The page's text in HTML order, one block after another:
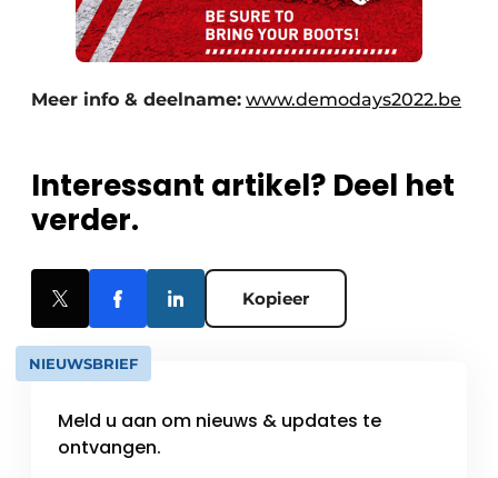
Meer info & deelname: www.demodays2022.be
Interessant artikel? Deel het
verder.
Kopieer
NIEUWSBRIEF
Meld u aan om nieuws & updates te
ontvangen.